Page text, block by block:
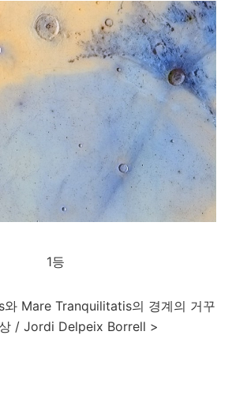
1등
Mare Tranquilitatis의 경계의 거꾸
/ Jordi Delpeix Borrell >